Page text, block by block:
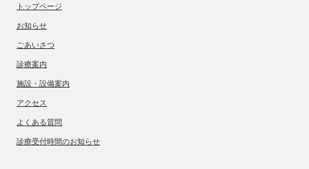
トップページ
お知らせ
ごあいさつ
診療案内
施設・設備案内
アクセス
よくある質問
診療受付時間のお知らせ